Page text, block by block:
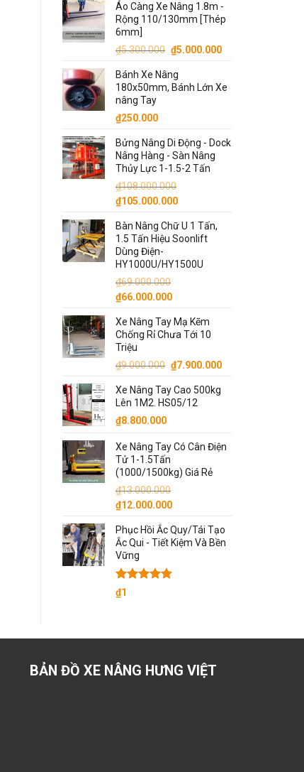
là:
₫6.500.000.
tại
là:
Áo Càng Xe Nâng 1.8m -
Rộng 110/130mm [Thép
6mm]
₫5.300.000 Giá
là:
₫5.300.000.
₫5.000.000Giá
là:
Bánh Xe Nâng
180x50mm, Bánh Lớn Xe
nâng Tay
₫250.000
Bửng Nâng Di Động - Dock
Nâng Hàng - Sàn Nâng
Thủy Lực 1-1.5-2 Tấn
₫108.000.000
Giá
là:
₫108.000.000.
₫105.000.000Giá
tại
là:
₫105.000.000.
Bàn Nâng Chữ U 1 Tấn,
1.5 Tấn Hiệu Soonlift
Dùng Điện-
HY1000U/HY1500U
₫69.000.000
Giá
là:
₫69.000.000.
₫66.000.000Giá
tại
là:
Xe Nâng Tay Mạ Kẽm
Chống Rỉ Chưa Tới 10
Triệu
₫9.000.000 Giá
là:
₫9.000.000.
₫7.900.000Giá
Xe Nâng Tay Cao 500kg
Lên 1M2. HS05/12
₫8.800.000
Xe Nâng Tay Có Cân Điện
Tử 1-1.5Tấn
(1000/1500kg) Giá Rẻ
₫13.000.000
Giá
là:
₫13.000.000.
₫12.000.000Giá
tại
là:
Phục Hồi Ắc Quy/Tái Tạo
Ắc Qui - Tiết Kiệm Và Bền
Vững
Được xếp
hạng
₫1
BẢN ĐỒ XE NÂNG HƯNG VIỆT